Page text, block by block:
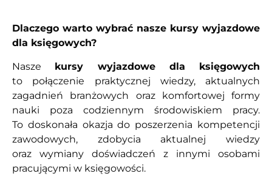
Dlaczego warto wybrać nasze kursy wyjazdowe
dla księgowych?
Nasze kursy wyjazdowe dla księgowych
to połączenie praktycznej wiedzy, aktualnych
zagadnień branżowych oraz komfortowej formy
nauki poza codziennym środowiskiem pracy.
To doskonała okazja do poszerzenia kompetencji
zawodowych, zdobycia aktualnej wiedzy
oraz wymiany doświadczeń z innymi osobami
pracującymi w księgowości.